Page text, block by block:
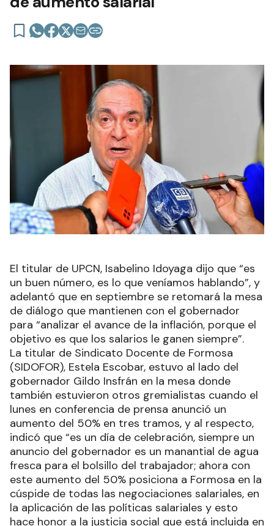
El titular de UPCN, Isabelino Idoyaga dijo que “es
un buen número, es lo que veníamos hablando”, y
adelantó que en septiembre se retomará la mesa
de diálogo que mantienen con el gobernador
para “analizar el avance de la inflación, porque el
objetivo es que los salarios le ganen siempre”.
La titular de Sindicato Docente de Formosa
(SIDOFOR), Estela Escobar, estuvo al lado del
gobernador Gildo Insfrán en la mesa donde
también estuvieron otros gremialistas cuando el
lunes en conferencia de prensa anunció un
aumento del 50% en tres tramos, y al respecto,
indicó que “es un día de celebración, siempre un
anuncio del gobernador es un manantial de agua
fresca para el bolsillo del trabajador; ahora con
este aumento del 50% posiciona a Formosa en la
cúspide de todas las negociaciones salariales, en
la aplicación de las políticas salariales y esto
hace honor a la justicia social que está incluida en